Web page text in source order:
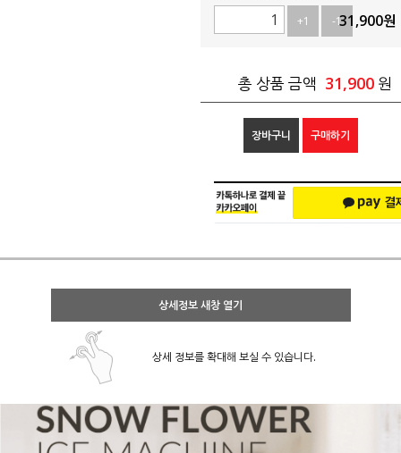
+1
-131,900원
총 상품 금액 31,900 원
장바구니 구매하기
상세정보 새창 열기
상세 정보를 확대해 보실 수 있습니다.